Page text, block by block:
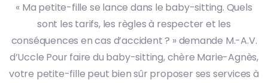
« Ma petite-fille se lance dans le baby-sitting. Quels
sont les tarifs, les règles à respecter et les
conséquences en cas d’accident ? » demande M.-A.V.
d’Uccle Pour faire du baby-sitting, chère Marie-Agnès,
votre petite-fille peut bien sûr proposer ses services à